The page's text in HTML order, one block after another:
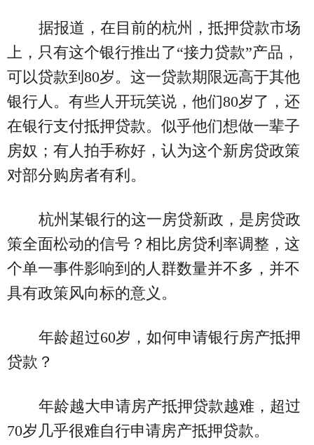
据报道，在目前的杭州，抵押贷款市场
上，只有这个银行推出了“接力贷款”产品，
可以贷款到80岁。这一贷款期限远高于其他
银行人。有些人开玩笑说，他们80岁了，还
在银行支付抵押贷款。似乎他们想做一辈子
房奴；有人拍手称好，认为这个新房贷政策
对部分购房者有利。
杭州某银行的这一房贷新政，是房贷政
策全面松动的信号？相比房贷利率调整，这
个单一事件影响到的人群数量并不多，并不
具有政策风向标的意义。
年龄超过60岁，如何申请银行房产抵押
贷款？
年龄越大申请房产抵押贷款越难，超过
70岁几乎很难自行申请房产抵押贷款。